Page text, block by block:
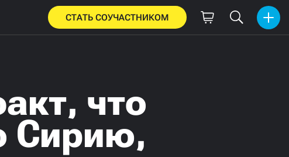
СТАТЬ СОУЧАСТНИКОМ
что
Сирию,